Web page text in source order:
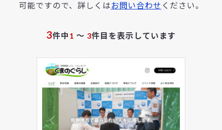
可能ですので、詳しくはお問い合わせ ください。
3件中 1 ～ 3件目を表示しています